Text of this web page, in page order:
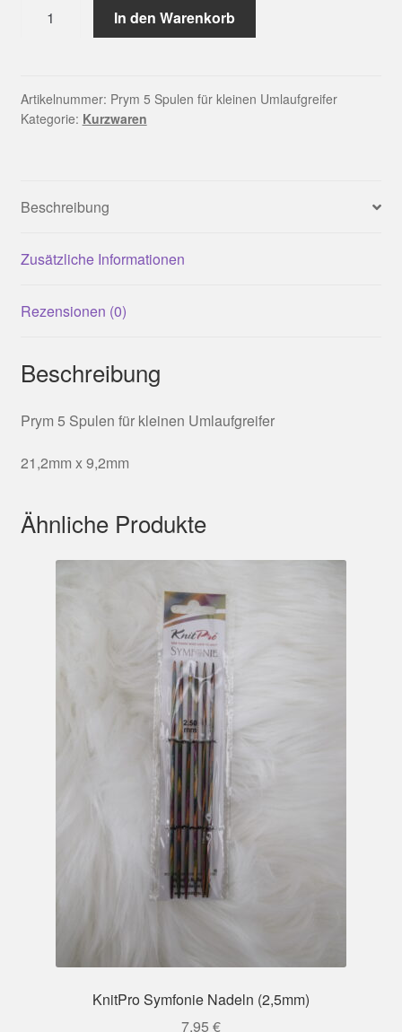
kleinen
Umlaufgreifer
In den Warenkorb
Artikelnummer: Prym 5 Spulen für kleinen Umlaufgreifer
Kategorie: Kurzwaren
Beschreibung
Zusätzliche Informationen
Rezensionen (0)
Beschreibung
Prym 5 Spulen für kleinen Umlaufgreifer
21,2mm x 9,2mm
Ähnliche Produkte
KnitPro Symfonie Nadeln (2,5mm)
7,95 €